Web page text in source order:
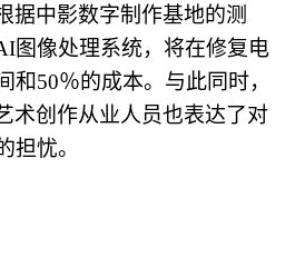
据中影数字制作基地的测
图像处理系统，将在修复电
和50％的成本。与此同时，
术创作从业人员也表达了对
担忧。